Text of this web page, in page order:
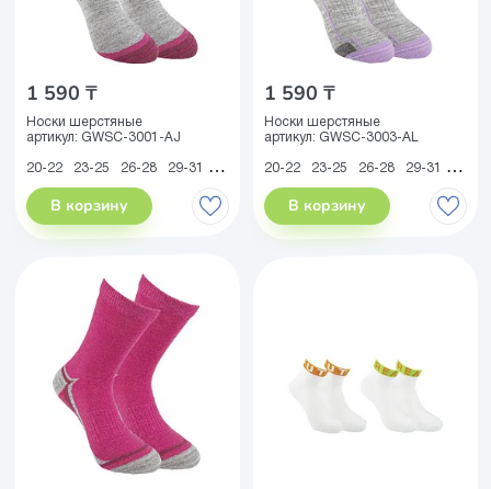
1 590 ₸
Носки шерстяные
артикул: GWSC-3001-AJ
20-22 23-25 26-28 29-31 32-34 35-38
В корзину
1 590 ₸
Носки шерстяные
артикул: GWSC-3003-AL
20-22 23-25 26-28 29-31 32-34
В корзину